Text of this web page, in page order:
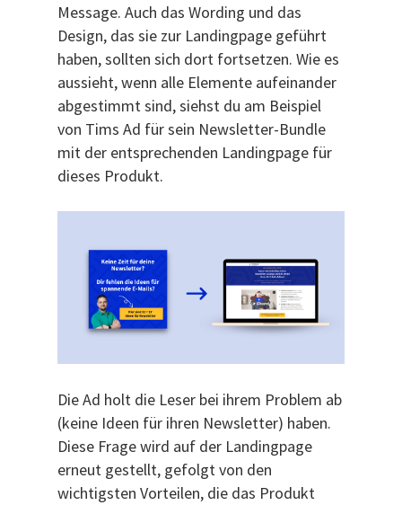
Message. Auch das Wording und das
Design, das sie zur Landingpage geführt
haben, sollten sich dort fortsetzen. Wie es
aussieht, wenn alle Elemente aufeinander
abgestimmt sind, siehst du am Beispiel
von Tims Ad für sein Newsletter-Bundle
mit der entsprechenden Landingpage für
dieses Produkt.
Die Ad holt die Leser bei ihrem Problem ab
(keine Ideen für ihren Newsletter) haben.
Diese Frage wird auf der Landingpage
erneut gestellt, gefolgt von den
wichtigsten Vorteilen, die das Produkt